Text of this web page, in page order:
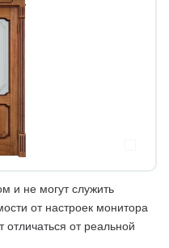
и не могут служить
от настроек монитора
от реальной